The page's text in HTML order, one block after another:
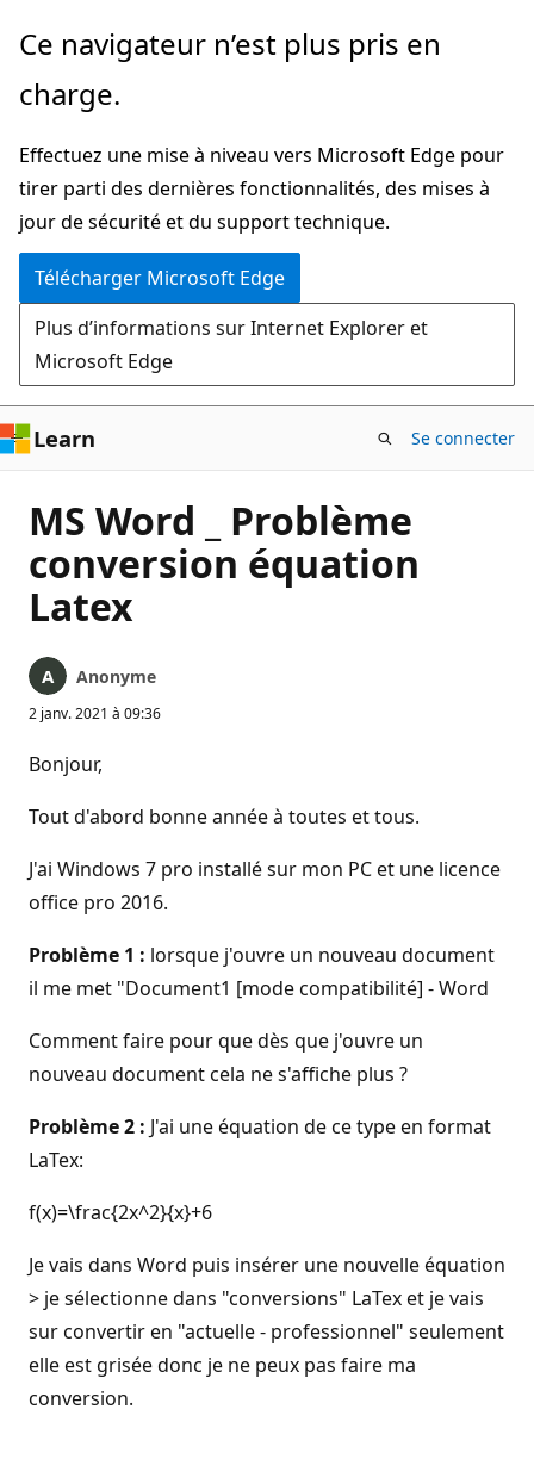
Passer
directement
au
principal
Ce navigateur n’est plus pris en
charge.
Effectuez une mise à niveau vers Microsoft Edge pour
tirer parti des dernières fonctionnalités, des mises à
jour de sécurité et du support technique.
Télécharger Microsoft Edge
Plus d’informations sur Internet Explorer et
Microsoft Edge
Learn Se connecter
MS Word _ Problème
conversion équation
Latex
Anonyme
2 janv. 2021 à 09:36
Bonjour,
Tout d'abord bonne année à toutes et tous.
J'ai Windows 7 pro installé sur mon PC et une licence
office pro 2016.
Problème 1 : lorsque j'ouvre un nouveau document
il me met "Document1 [mode compatibilité] - Word
Comment faire pour que dès que j'ouvre un
nouveau document cela ne s'affiche plus ?
Problème 2 : J'ai une équation de ce type en format
LaTex:
f(x)=\frac{2x^2}{x}+6
Je vais dans Word puis insérer une nouvelle équation
> je sélectionne dans "conversions" LaTex et je vais
sur convertir en "actuelle - professionnel" seulement
elle est grisée donc je ne peux pas faire ma
conversion.